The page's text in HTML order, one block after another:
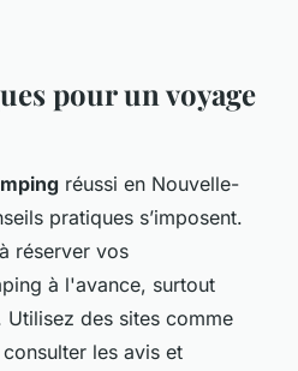
pour un voyage
réussi en Nouvelle-
pratiques s’imposent.
réserver vos
à l'avance, surtout
Utilisez des sites comme
les avis et